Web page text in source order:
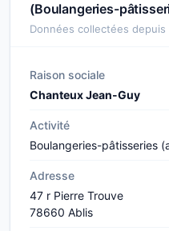
(Boulangeries-
Données collectées
Raison sociale
Chanteux Jean-Guy
Activité
Boulangeries-pâtisseries
Adresse
47 r Pierre Trouve
78660 Ablis